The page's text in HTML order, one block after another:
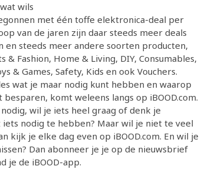
wils
met één toffe elektronica-deal per
van de jaren zijn daar steeds meer deals
en steeds meer andere soorten producten,
& Fashion, Home & Living, DIY, Consumables,
& Games, Safety, Kids en ook Vouchers.
wat je maar nodig kunt hebben en waarop
komt weleens langs op iBOOD.com.
wil je iets heel graag of denk je
nodig te hebben? Maar wil je niet te veel
kijk je elke dag even op iBOOD.com. En wil je
Dan abonneer je je op de nieuwsbrief
je de iBOOD-app.